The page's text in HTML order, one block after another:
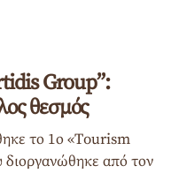
Group”:
θεσμός
το 1ο «Τourism
από τον